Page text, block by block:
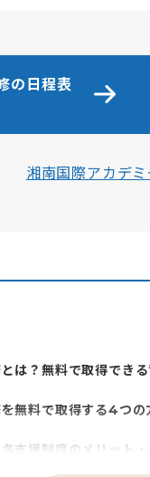
の日程表
湘南国際アカデ
は？無料で取得でき
無料で取得する4つの
支援制度のメリット・